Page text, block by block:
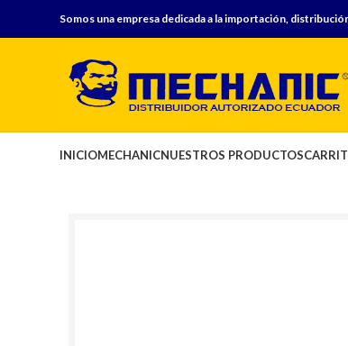
Somos una empresa dedicada a la importación,
INICIOMECHANICNUESTROS PRODUCTOS